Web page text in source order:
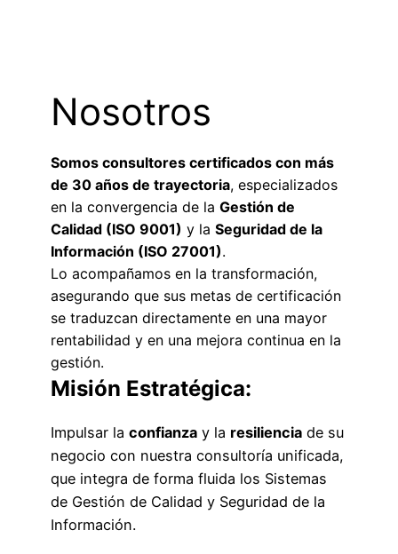
Nosotros
Somos consultores certificados con más
de 30 años de trayectoria, especializados
en la convergencia de la Gestión de
Calidad (ISO 9001) y la Seguridad de la
Información (ISO 27001).
Lo acompañamos en la transformación,
asegurando que sus metas de certificación
se traduzcan directamente en una mayor
rentabilidad y en una mejora continua en la
gestión.
Misión Estratégica:
Impulsar la confianza y la resiliencia de su
negocio con nuestra consultoría unificada,
que integra de forma fluida los Sistemas
de Gestión de Calidad y Seguridad de la
Información.